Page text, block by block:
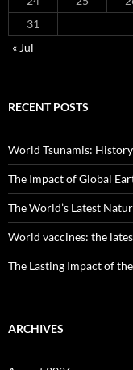
31
« Jul
RECENT POSTS
World Tsunamis:
The Impact of Global
The World’s Latest
World vaccines: the
The Lasting Impact of
ARCHIVES